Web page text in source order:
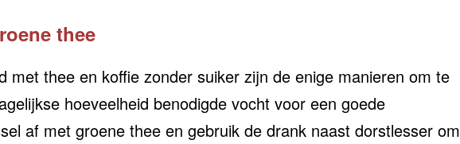
thee
met thee en koffie zonder suiker zijn de enige manieren om te
hoeveelheid benodigde vocht voor een goede
af met groene thee en gebruik de drank naast dorstlesser om